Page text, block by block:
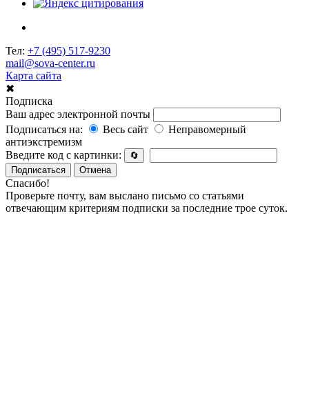
Тел: +7 (495) 517-9230
mail@sova-center.ru
Карта сайта
✖
Подписка
Ваш адрес электронной почты
Подписаться на:
Весь сайт
Неправомерный
антиэкстремизм
Введите код с картинки:
🔄
Подписаться
Отмена
Спасибо!
Проверьте почту, вам выслано письмо со статьями
отвечающим критериям подписки за последние трое суток.